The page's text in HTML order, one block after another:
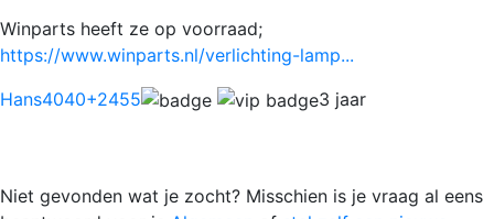
Winparts heeft ze op voorraad;
https://www.winparts.nl/verlichting-lamp...
Hans4040+2455 3 jaar
Niet gevonden wat je zocht? Misschien is je vraag al eens